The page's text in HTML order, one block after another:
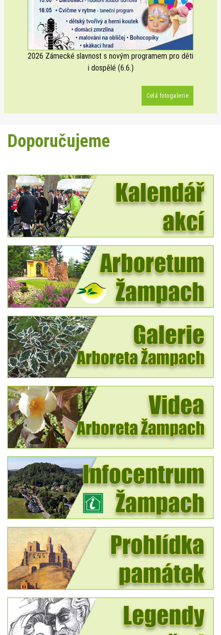
2026 Zámecké slavnost s novým programem pro děti
i dospělé (6.6.)
Celá fotogalerie
Doporučujeme